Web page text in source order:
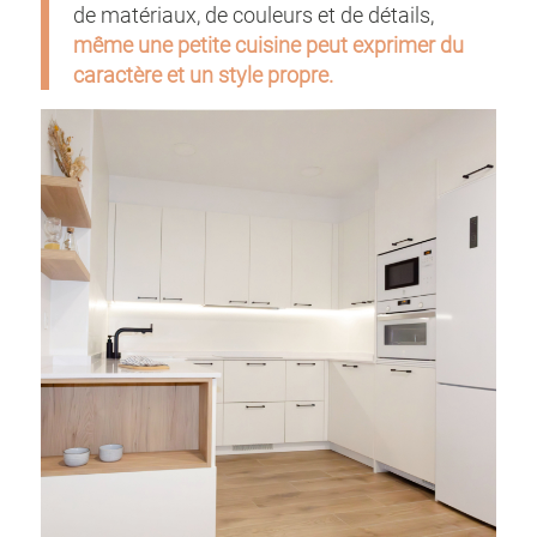
de matériaux, de couleurs et de détails,
même une petite cuisine peut exprimer du
caractère et un style propre.